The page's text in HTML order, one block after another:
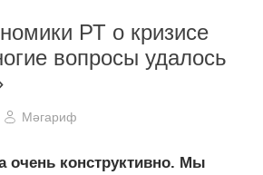
РТ о кризисе
вопросы удалось
Мәгариф
очень конструктивно. Мы